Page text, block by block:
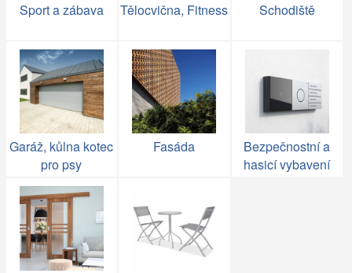
Sport a zábava Tělocvična, Fitness Schodiště
Garáž, kůlna kotec
pro psy
Fasáda
Bezpečnostní a
hasicí vybavení